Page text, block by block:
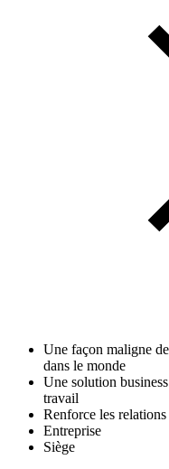
Une façon maligne
dans le monde
Une solution
travail
Renforce les
Entreprise
Siège